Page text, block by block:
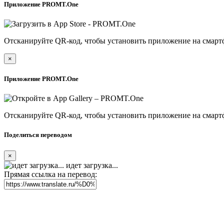
Приложение PROMT.One
Отсканируйте QR-код, чтобы установить приложение на
×
Приложение PROMT.One
Отсканируйте QR-код, чтобы установить приложение на
Поделиться переводом
×
идет загрузка...
Прямая ссылка на перевод: